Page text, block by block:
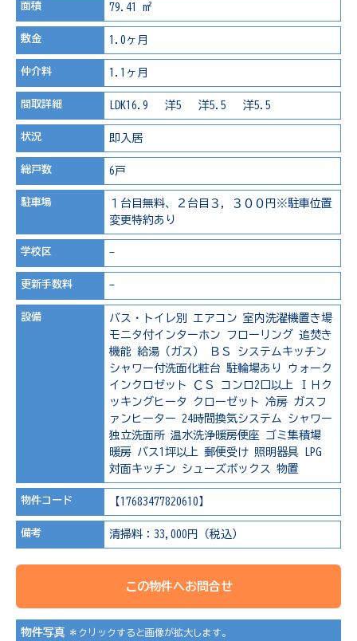
面積 79.41 m²
敷金 1.0ヶ月
仲介料 1.1ヶ月
間取詳細 LDK16.9 洋5 洋5.5 洋5.5
状況 即入居
総戸数 6戸
駐車場
１台目無料、２台目３，３００円※駐車位置
変更特約あり
学校区 -
更新手数料 -
設備 バス・トイレ別 エアコン 室内洗濯機置き場
モニタ付インターホン
フローリング
追焚き
機能 給湯（ガス） ＢＳ
システムキッチン
シャワー付洗面化粧台 駐輪場あり
ウォーク
インクロゼット
ＣＳ コンロ2口以上
ＩＨク
ッキングヒータ
クローゼット 冷房 ガスフ
ァンヒーター
24時間換気システム
シャワー
独立洗面所 温水洗浄暖房便座
ゴミ集積場
暖房 バス1坪以上 郵便受け 照明器具
LPG
対面キッチン
シューズボックス 物置
物件コード 【17683477820610】
備考 清掃料：33,000円（税込）
この物件へお問合せ
物件写真 ＊クリックすると画像が拡大します。